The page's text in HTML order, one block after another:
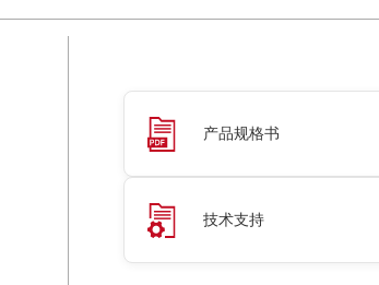
产品规格书
技术支持